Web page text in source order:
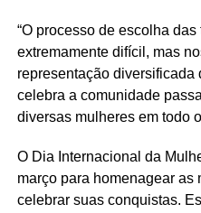
“O processo de escolha
extremamente difícil, mas
representação diversificada
celebra a comunidade
diversas mulheres em todo
O Dia Internacional da
março para homenagear as
celebrar suas conquistas.